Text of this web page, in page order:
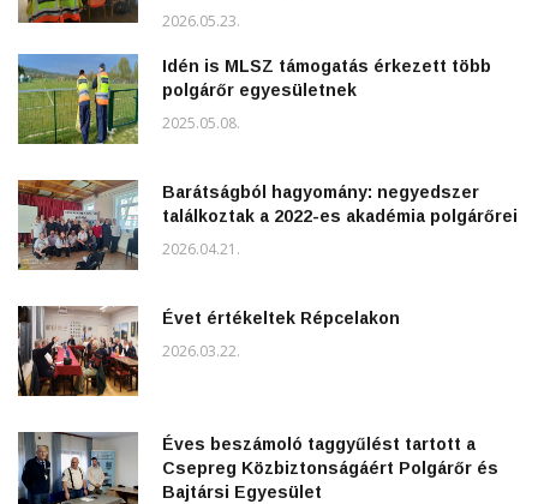
2026.05.23.
Idén is MLSZ támogatás érkezett több
polgárőr egyesületnek
2025.05.08.
Barátságból hagyomány: negyedszer
találkoztak a 2022-es akadémia polgárőrei
2026.04.21.
Évet értékeltek Répcelakon
2026.03.22.
Éves beszámoló taggyűlést tartott a
Csepreg Közbiztonságáért Polgárőr és
Bajtársi Egyesület